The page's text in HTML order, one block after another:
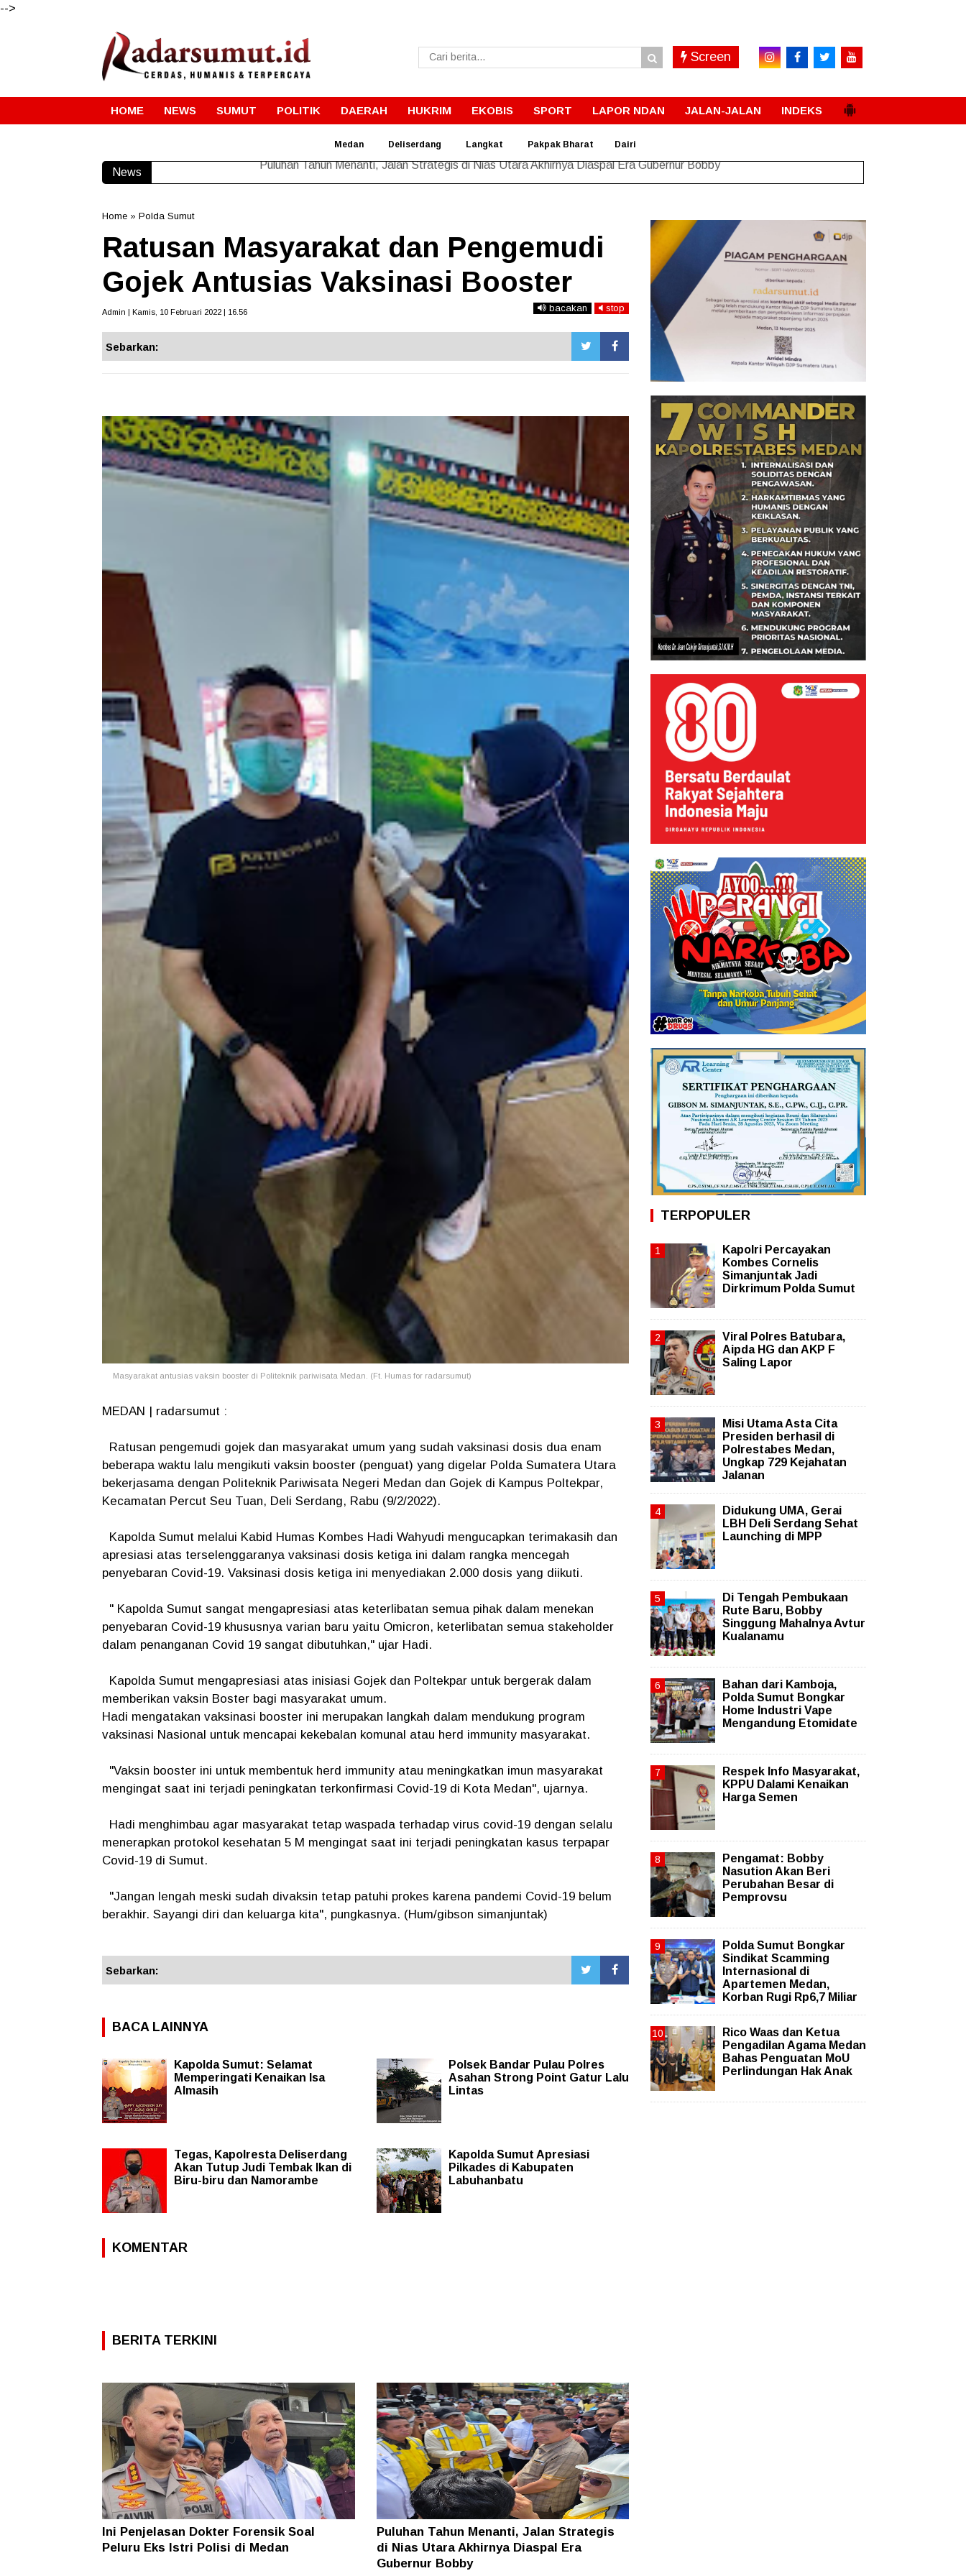
-->
Screen
HOME NEWS SUMUT POLITIK DAERAH HUKRIM EKOBIS SPORT LAPOR NDAN JALAN-JALAN INDEKS
Medan Deliserdang Langkat Pakpak Bharat Dairi
News Puluhan Tahun Menanti, Jalan Strategis di Nias Utara Akhirnya Diaspal Era Gubernur Bobby
Home » Polda Sumut
Ratusan Masyarakat dan Pengemudi
Gojek Antusias Vaksinasi Booster
Admin | Kamis, 10 Februari 2022 | 16.56 bacakan stop
Sebarkan:
Masyarakat antusias vaksin booster di Politeknik pariwisata Medan. (Ft. Humas for radarsumut)
MEDAN | radarsumut :
Ratusan pengemudi gojek dan masyarakat umum yang sudah vaksinasi dosis dua enam
beberapa waktu lalu mengikuti vaksin booster (penguat) yang digelar Polda Sumatera Utara
bekerjasama dengan Politeknik Pariwisata Negeri Medan dan Gojek di Kampus Poltekpar,
Kecamatan Percut Seu Tuan, Deli Serdang, Rabu (9/2/2022).
Kapolda Sumut melalui Kabid Humas Kombes Hadi Wahyudi mengucapkan terimakasih dan
apresiasi atas terselenggaranya vaksinasi dosis ketiga ini dalam rangka mencegah
penyebaran Covid-19. Vaksinasi dosis ketiga ini menyediakan 2.000 dosis yang diikuti.
" Kapolda Sumut sangat mengapresiasi atas keterlibatan semua pihak dalam menekan
penyebaran Covid-19 khususnya varian baru yaitu Omicron, keterlibatan semua stakeholder
dalam penanganan Covid 19 sangat dibutuhkan," ujar Hadi.
Kapolda Sumut mengapresiasi atas inisiasi Gojek dan Poltekpar untuk bergerak dalam
memberikan vaksin Boster bagi masyarakat umum.
Hadi mengatakan vaksinasi booster ini merupakan langkah dalam mendukung program
vaksinasi Nasional untuk mencapai kekebalan komunal atau herd immunity masyarakat.
"Vaksin booster ini untuk membentuk herd immunity atau meningkatkan imun masyarakat
mengingat saat ini terjadi peningkatan terkonfirmasi Covid-19 di Kota Medan", ujarnya.
Hadi menghimbau agar masyarakat tetap waspada terhadap virus covid-19 dengan selalu
menerapkan protokol kesehatan 5 M mengingat saat ini terjadi peningkatan kasus terpapar
Covid-19 di Sumut.
"Jangan lengah meski sudah divaksin tetap patuhi prokes karena pandemi Covid-19 belum
berakhir. Sayangi diri dan keluarga kita", pungkasnya. (Hum/gibson simanjuntak)
Sebarkan:
BACA LAINNYA
Kapolda Sumut: Selamat
Memperingati Kenaikan Isa
Almasih
Polsek Bandar Pulau Polres
Asahan Strong Point Gatur Lalu
Lintas
Tegas, Kapolresta Deliserdang
Akan Tutup Judi Tembak Ikan di
Biru-biru dan Namorambe
Kapolda Sumut Apresiasi
Pilkades di Kabupaten
Labuhanbatu
KOMENTAR
BERITA TERKINI
Ini Penjelasan Dokter Forensik Soal
Peluru Eks Istri Polisi di Medan
Puluhan Tahun Menanti, Jalan Strategis
di Nias Utara Akhirnya Diaspal Era
Gubernur Bobby
TERPOPULER
Kapolri Percayakan
Kombes Cornelis
Simanjuntak Jadi
Dirkrimum Polda Sumut
Viral Polres Batubara,
Aipda HG dan AKP F
Saling Lapor
Misi Utama Asta Cita
Presiden berhasil di
Polrestabes Medan,
Ungkap 729 Kejahatan
Jalanan
Didukung UMA, Gerai
LBH Deli Serdang Sehat
Launching di MPP
Di Tengah Pembukaan
Rute Baru, Bobby
Singgung Mahalnya Avtur
Kualanamu
Bahan dari Kamboja,
Polda Sumut Bongkar
Home Industri Vape
Mengandung Etomidate
Respek Info Masyarakat,
KPPU Dalami Kenaikan
Harga Semen
Pengamat: Bobby
Nasution Akan Beri
Perubahan Besar di
Pemprovsu
Polda Sumut Bongkar
Sindikat Scamming
Internasional di
Apartemen Medan,
Korban Rugi Rp6,7 Miliar
Rico Waas dan Ketua
Pengadilan Agama Medan
Bahas Penguatan MoU
Perlindungan Hak Anak